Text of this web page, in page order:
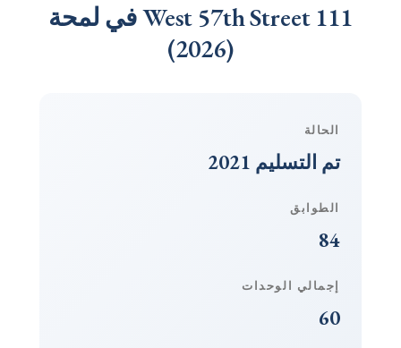
111 West 57th Street في لمحة
(2026)
الحالة
تم التسليم 2021
الطوابق
84
إجمالي الوحدات
60